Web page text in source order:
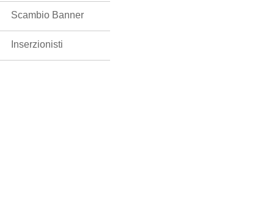
Scambio Banner
Inserzionisti